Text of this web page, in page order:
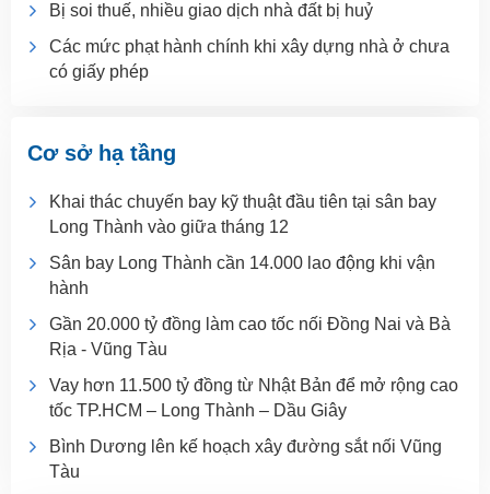
Bị soi thuế, nhiều giao dịch nhà đất bị huỷ
Các mức phạt hành chính khi xây dựng nhà ở chưa
có giấy phép
Cơ sở hạ tầng
Khai thác chuyến bay kỹ thuật đầu tiên tại sân bay
Long Thành vào giữa tháng 12
Sân bay Long Thành cần 14.000 lao động khi vận
hành
Gần 20.000 tỷ đồng làm cao tốc nối Đồng Nai và Bà
Rịa - Vũng Tàu
Vay hơn 11.500 tỷ đồng từ Nhật Bản để mở rộng cao
tốc TP.HCM – Long Thành – Dầu Giây
Bình Dương lên kế hoạch xây đường sắt nối Vũng
Tàu